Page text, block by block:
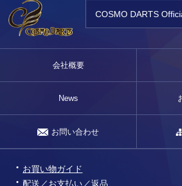
COSMO DARTS
会社概要
News
お問い合わせ
お買い物ガイド
配送／お支払い／返品